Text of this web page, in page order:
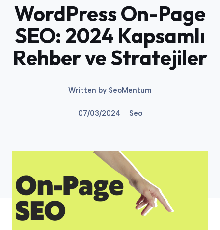
WordPress On-Page
SEO: 2024 Kapsamlı
Rehber ve Stratejiler
Written by SeoMentum
07/03/2024 Seo